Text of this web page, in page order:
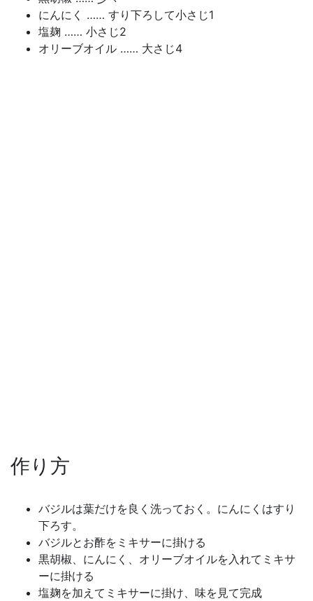
にんにく …… すり下ろして小さじ1
塩麹 …… 小さじ2
オリーブオイル …… 大さじ4
作り方
バジルは葉だけを良く洗っておく。にんにくはすり
下ろす。
バジルとお酢をミキサーに掛ける
黒胡椒、にんにく、オリーブオイルを入れてミキサ
ーに掛ける
塩麹を加えてミキサーに掛け、味を見て完成